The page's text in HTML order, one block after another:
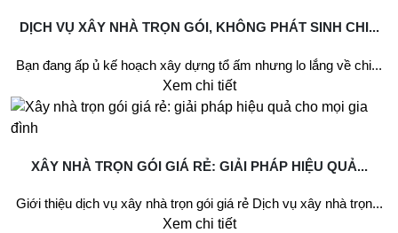
DỊCH VỤ XÂY NHÀ TRỌN GÓI, KHÔNG PHÁT SINH CHI...
Bạn đang ấp ủ kế hoạch xây dựng tổ ấm nhưng lo lắng về chi...
Xem chi tiết
XÂY NHÀ TRỌN GÓI GIÁ RẺ: GIẢI PHÁP HIỆU QUẢ...
Giới thiệu dịch vụ xây nhà trọn gói giá rẻ Dịch vụ xây nhà trọn...
Xem chi tiết